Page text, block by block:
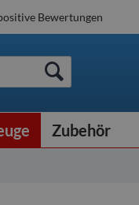
Bewertungen
Zubehör